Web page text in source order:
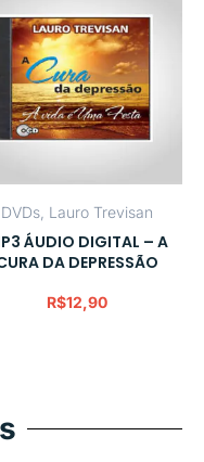
DVDs Lauro Trevisan
ÁUDIO DIGITAL – A
DA DEPRESSÃO
R$12,90